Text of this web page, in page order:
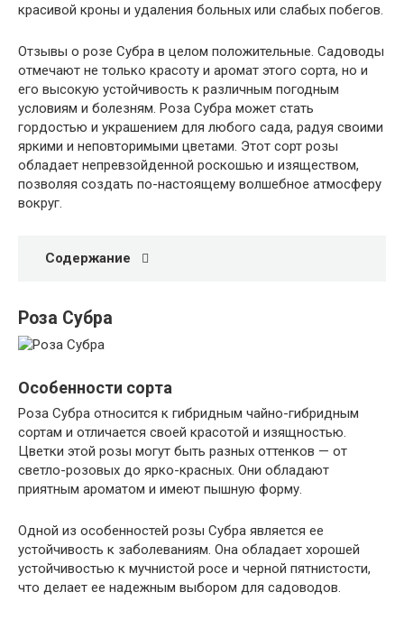
красивой кроны и удаления больных или слабых побегов.
Отзывы о розе Субра в целом положительные. Садоводы
отмечают не только красоту и аромат этого сорта, но и
его высокую устойчивость к различным погодным
условиям и болезням. Роза Субра может стать
гордостью и украшением для любого сада, радуя своими
яркими и неповторимыми цветами. Этот сорт розы
обладает непревзойденной роскошью и изяществом,
позволяя создать по-настоящему волшебное атмосферу
вокруг.
Содержание
Роза Субра
Особенности сорта
Роза Субра относится к гибридным чайно-гибридным
сортам и отличается своей красотой и изящностью.
Цветки этой розы могут быть разных оттенков — от
светло-розовых до ярко-красных. Они обладают
приятным ароматом и имеют пышную форму.
Одной из особенностей розы Субра является ее
устойчивость к заболеваниям. Она обладает хорошей
устойчивостью к мучнистой росе и черной пятнистости,
что делает ее надежным выбором для садоводов.